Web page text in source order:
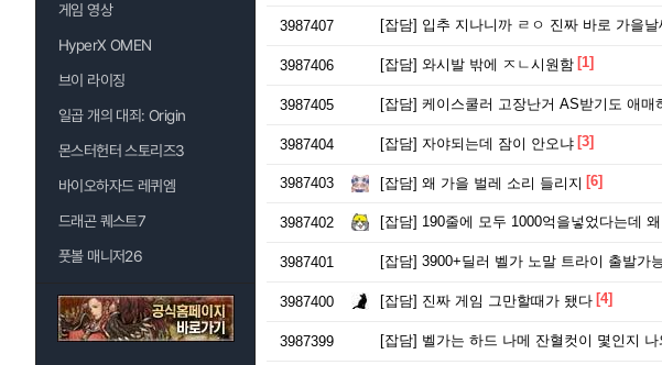
게임 영상
HyperX OMEN
브이 라이징
일곱 개의 대죄: Origin
몬스터헌터 스토리즈3
바이오하자드 레퀴엠
드래곤 퀘스트7
풋볼 매니저26
3987407 [잡담] 입추 지나니까 ㄹㅇ 진짜 바로 가을날
3987406 [잡담] 와시발 밖에 ㅈㄴ시원함 [1]
3987405 [잡담] 케이스쿨러 고장난거 AS받기도 애매
3987404 [잡담] 자야되는데 잠이 안오냐 [3]
3987403 [잡담] 왜 가을 벌레 소리 들리지 [6]
3987402 [잡담] 190줄에 모두 1000억을넣었다는데 왜 터무니없이 부
3987401 [잡담] 3900+딜러 벨가 노말 트라이 출발가
3987400 [잡담] 진짜 게임 그만할때가 됐다 [4]
3987399 [잡담] 벨가는 하드 나메 잔혈컷이 몇인지